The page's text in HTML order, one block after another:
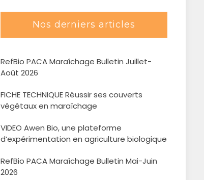
Nos derniers articles
RefBio PACA Maraîchage Bulletin Juillet-
Août 2026
FICHE TECHNIQUE Réussir ses couverts
végétaux en maraîchage
VIDEO Awen Bio, une plateforme
d’expérimentation en agriculture biologique
RefBio PACA Maraîchage Bulletin Mai-Juin
2026